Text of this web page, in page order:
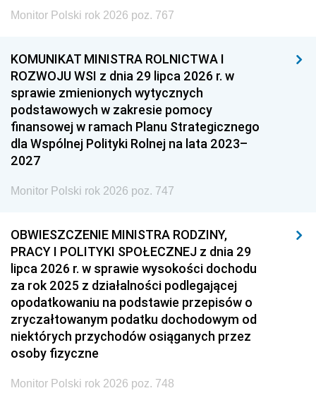
Monitor Polski rok 2026 poz. 767
KOMUNIKAT MINISTRA ROLNICTWA I
ROZWOJU WSI z dnia 29 lipca 2026 r. w
sprawie zmienionych wytycznych
podstawowych w zakresie pomocy
finansowej w ramach Planu Strategicznego
dla Wspólnej Polityki Rolnej na lata 2023–
2027
Monitor Polski rok 2026 poz. 747
OBWIESZCZENIE MINISTRA RODZINY,
PRACY I POLITYKI SPOŁECZNEJ z dnia 29
lipca 2026 r. w sprawie wysokości dochodu
za rok 2025 z działalności podlegającej
opodatkowaniu na podstawie przepisów o
zryczałtowanym podatku dochodowym od
niektórych przychodów osiąganych przez
osoby fizyczne
Monitor Polski rok 2026 poz. 748